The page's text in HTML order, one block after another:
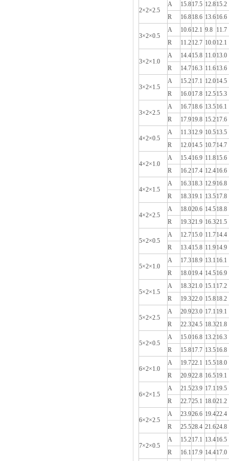
2×2×2.5
A 15.817.5 12.815.2
R
16.818.6 13.616.6
3×2×0.5
A 10.612.1 9.8 11.7
R
11.212.7 10.012.1
3×2×1.0
A 14.415.8 11.013.0
R
14.716.3 11.613.6
3×2×1.5
A 15.217.1 12.014.5
R
16.017.8 12.515.3
3×2×2.5
A 16.718.6 13.516.1
R
17.919.8 15.217.6
4×2×0.5
A 11.312.9 10.513.5
R
12.014.5 10.714.7
4×2×1.0
A 15.416.9 11.815.6
R
16.217.4 12.416.6
4×2×1.5
A 16.318.3 12.916.8
R
18.319.1 13.517.8
4×2×2.5
A 18.020.6 14.518.8
R
19.321.9 16.321.5
5×2×0.5
A 12.715.0 11.714.4
R
13.415.8 11.914.9
5×2×1.0
A 17.318.9 13.1 16.1
R
18.019.4 14.516.9
5×2×1.5
A 18.321.0 15.1 17.2
R
19.322.0 15.818.2
5×2×2.5
A 20.923.0 17.1 19.1
R
22.324.5 18.321.8
5×2×0.5
A 15.016.8 13.216.3
R
15.817.7 13.516.8
6×2×1.0
A 19.722.1 15.518.0
R
20.922.8 16.519.1
6×2×1.5
A 21.523.9 17.1 19.5
R
22.725.1 18.021.2
6×2×2.5
A 23.926.6 19.422.4
R
25.528.4 21.624.8
7×2×0.5
A 15.217.1 13.416.5
R
16.1 17.9 14.417.0